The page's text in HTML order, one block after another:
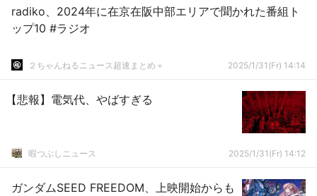
radiko、2024年に在京在阪中部エリアで聞かれた番組ト
ップ10 #ラジオ
２ちゃんねるニュース超速まとめ＋ 2025/1/31(Fr) 14:14
【悲報】電気代、やばすぎる
暇つぶしニュース 2025/1/31(Fr) 14:12
ガンダムSEED FREEDOM、上映開始からも